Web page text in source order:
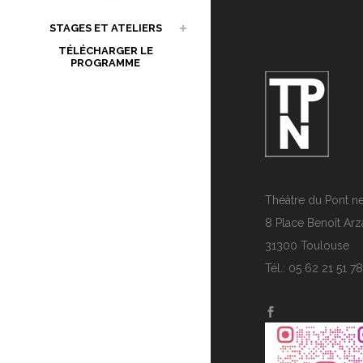
STAGES ET ATELIERS
TÉLÉCHARGER LE
PROGRAMME
Théâtre du Pont
8 Place Benoît
31300 Toulouse
Tél.: 05 62 21 51 78